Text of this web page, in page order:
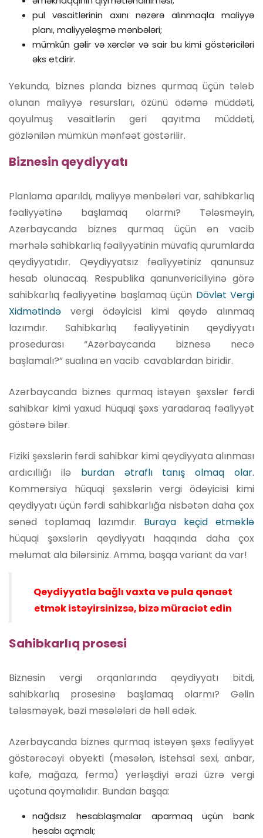
pul vəsaitlərinin axını nəzərə alınmaqla maliyyə
planı, maliyyələşmə mənbələri;
mümkün gəlir və xərclər və sair bu kimi göstəriciləri
əks etdirir.
Yekunda, biznes planda biznes qurmaq üçün tələb
olunan maliyyə resursları, özünü ödəmə müddəti,
qoyulmuş vəsaitlərin geri qayıtma müddəti,
gözlənilən mümkün mənfəət göstərilir.
Biznesin qeydiyyatı
Planlama aparıldı, maliyyə mənbələri var, sahibkarlıq
fəaliyyətinə başlamaq olarmı? Tələsməyin,
Azərbaycanda biznes qurmaq üçün ən vacib
mərhələ sahibkarlıq fəaliyyətinin müvafiq qurumlarda
qeydiyyatıdır. Qeydiyyatsız fəaliyyətiniz qanunsuz
hesab olunacaq. Respublika qanunvericiliyinə görə
sahibkarlıq fəaliyyətinə başlamaq üçün Dövlət Vergi
Xidmətində vergi ödəyicisi kimi qeydə alınmaq
lazımdır. Sahibkarlıq fəaliyyətinin qeydiyyatı
prosedurası “Azərbaycanda biznesə necə
başlamalı?” sualına ən vacib cavablardan biridir.
Azərbaycanda biznes qurmaq istəyən şəxslər fərdi
sahibkar kimi yaxud hüquqi şəxs yaradaraq fəaliyyət
göstərə bilər.
Fiziki şəxslərin fərdi sahibkar kimi qeydiyyata alınması
ardıcıllığı ilə burdan ətraflı tanış olmaq olar.
Kommersiya hüquqi şəxslərin vergi ödəyicisi kimi
qeydiyyatı üçün fərdi sahibkarlığa nisbətən daha çox
sənəd toplamaq lazımdır. Buraya keçid etməklə
hüquqi şəxslərin qeydiyyatı haqqında daha çox
məlumat ala bilərsiniz. Amma, başqa variant da var!
Qeydiyyatla bağlı vaxta və pula qənaət
etmək istəyirsinizsə, bizə müraciət edin
Sahibkarlıq prosesi
Biznesin vergi orqanlarında qeydiyyatı bitdi,
sahibkarlıq prosesinə başlamaq olarmı? Gəlin
tələsməyək, bəzi məsələləri də həll edək.
Azərbaycanda biznes qurmaq istəyən şəxs fəaliyyət
göstərəcəyi obyekti (məsələn, istehsal sexi, anbar,
kafe, mağaza, ferma) yerləşdiyi ərazi üzrə vergi
uçotuna qoymalıdır. Bundan başqa:
nağdsız hesablaşmalar aparmaq üçün bank
hesabı açmalı;